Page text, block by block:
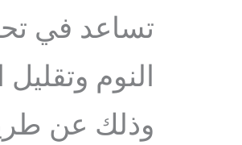
تساعد في
النوم وتقليل
وذلك عن